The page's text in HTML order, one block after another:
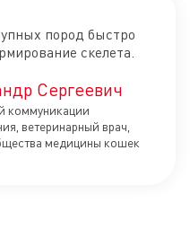
пород быстро
скелета.
Сергеевич
коммуникации
ветеринарный врач,
медицины кошек